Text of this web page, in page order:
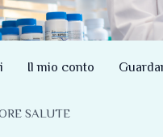
Il mio conto
SALUTE